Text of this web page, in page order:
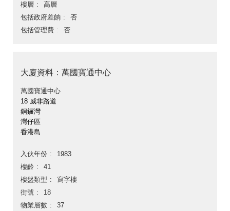
樓層
高層
包括政府差餉
否
包括管理費
否
大廈資料：萬國寶通中心
萬國寶通中心
18 威非路道
銅鑼灣
灣仔區
香港島
入伙年份
1983
樓齡
41
樓盤類型
寫字樓
街號
18
物業層數
37